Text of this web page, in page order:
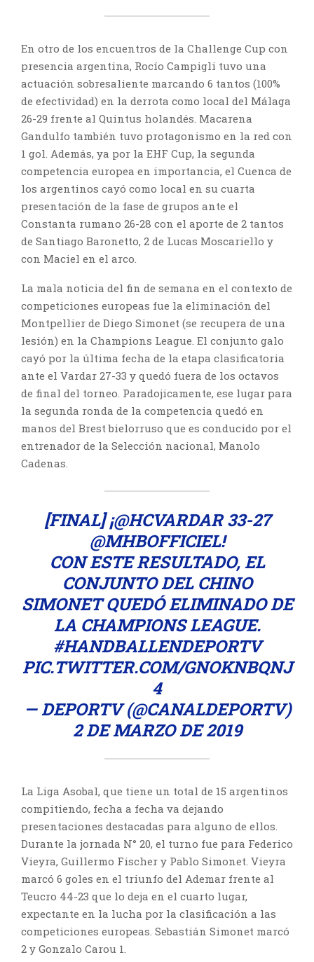
En otro de los encuentros de la Challenge Cup con
presencia argentina, Rocío Campigli tuvo una
actuación sobresaliente marcando 6 tantos (100%
de efectividad) en la derrota como local del Málaga
26-29 frente al Quintus holandés. Macarena
Gandulfo también tuvo protagonismo en la red con
1 gol. Además, ya por la EHF Cup, la segunda
competencia europea en importancia, el Cuenca de
los argentinos cayó como local en su cuarta
presentación de la fase de grupos ante el
Constanta rumano 26-28 con el aporte de 2 tantos
de Santiago Baronetto, 2 de Lucas Moscariello y
con Maciel en el arco.
La mala noticia del fin de semana en el contexto de
competiciones europeas fue la eliminación del
Montpellier de Diego Simonet (se recupera de una
lesión) en la Champions League. El conjunto galo
cayó por la última fecha de la etapa clasificatoria
ante el Vardar 27-33 y quedó fuera de los octavos
de final del torneo. Paradojicamente, ese lugar para
la segunda ronda de la competencia quedó en
manos del Brest bielorruso que es conducido por el
entrenador de la Selección nacional, Manolo
Cadenas.
[FINAL] ¡@HCVARDAR33-27
@MHBOFFICIEL!
CON ESTE RESULTADO, EL
CONJUNTO DEL CHINO
SIMONET QUEDÓ ELIMINADO DE
LA CHAMPIONS LEAGUE.
#HANDBALLENDEPORTV
PIC.TWITTER.COM/GNOKNBQNJ
4
— DEPORTV (@CANALDEPORTV)
2 DE MARZO DE 2019
La Liga Asobal, que tiene un total de 15 argentinos
compitiendo, fecha a fecha va dejando
presentaciones destacadas para alguno de ellos.
Durante la jornada N° 20, el turno fue para Federico
Vieyra, Guillermo Fischer y Pablo Simonet. Vieyra
marcó 6 goles en el triunfo del Ademar frente al
Teucro 44-23 que lo deja en el cuarto lugar,
expectante en la lucha por la clasificación a las
competiciones europeas. Sebastián Simonet marcó
2 y Gonzalo Carou 1.